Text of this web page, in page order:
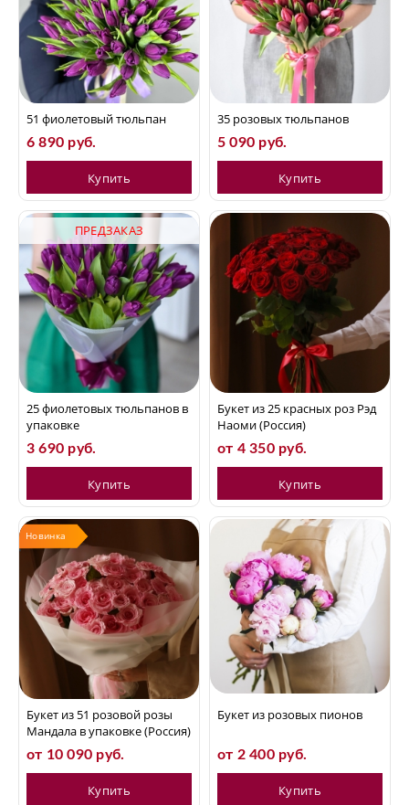
51 фиолетовый тюльпан
6 890 руб.
Купить
35 розовых тюльпанов
5 090 руб.
Купить
ПРЕДЗАКАЗ
25 фиолетовых тюльпанов в
упаковке
3 690 руб.
Купить
Букет из 25 красных роз Рэд
Наоми (Россия)
от 4 350 руб.
Купить
Новинка
Букет из 51 розовой розы
Мандала в упаковке (Россия)
от 10 090 руб.
Купить
Букет из розовых пионов
от 2 400 руб.
Купить